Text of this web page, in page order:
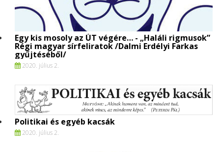
Egy kis mosoly az ÚT végére… - „Haláli rigmusok”
Régi magyar sírfeliratok /Dalmi Erdélyi Farkas
gyűjtéséből/
2020. július 2.
Politikai és egyéb kacsák
2020. július 2.